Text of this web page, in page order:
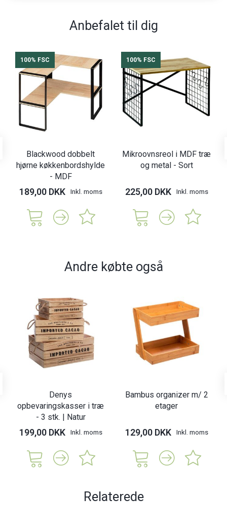
Anbefalet til dig
100% FSC
Blackwood dobbelt
hjørne køkkenbordshylde
- MDF
189,00 DKK Inkl. moms
100% FSC
Mikroovnsreol i MDF træ
og metal - Sort
225,00 DKK Inkl. moms
Andre købte også
Denys
opbevaringskasser i træ
- 3 stk. | Natur
199,00 DKK Inkl. moms
Bambus organizer m/ 2
etager
129,00 DKK Inkl. moms
Relaterede